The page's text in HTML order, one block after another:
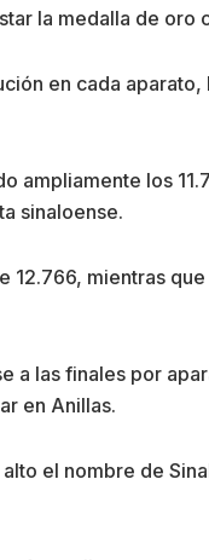
la medalla de oro
en cada
ampliamente los
sinaloense.
mientras
a las finales por
en Anillas.
el nombre de